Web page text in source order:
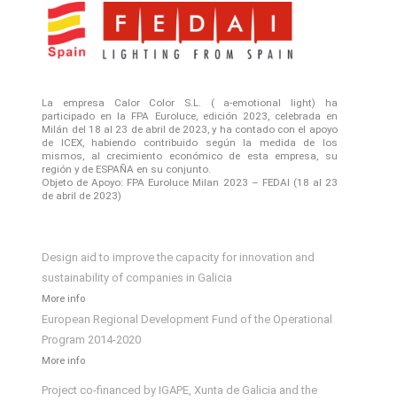
La empresa Calor Color S.L. ( a-emotional light) ha
participado en la FPA Euroluce, edición 2023, celebrada en
Milán del 18 al 23 de abril de 2023, y ha contado con el apoyo
de ICEX, habiendo contribuido según la medida de los
mismos, al crecimiento económico de esta empresa, su
región y de ESPAÑA en su conjunto.
Objeto de Apoyo: FPA Euroluce Milan 2023 – FEDAI (18 al 23
de abril de 2023)
Design aid to improve the capacity for innovation and
sustainability of companies in Galicia
More info
European Regional Development Fund of the Operational
Program 2014-2020
More info
Project co-financed by IGAPE, Xunta de Galicia and the